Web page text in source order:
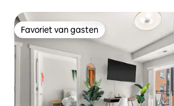
Favoriet van gasten
Favoriet van gasten